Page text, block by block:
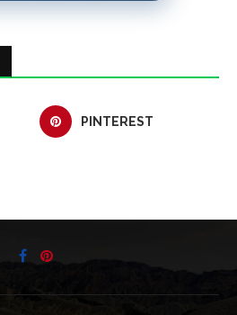
PINTEREST